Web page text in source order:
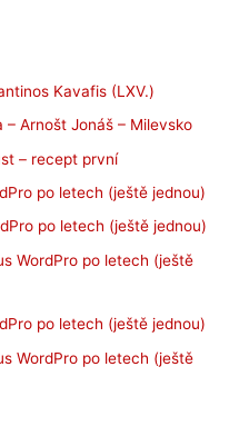
Kavafis (LXV.)
– Arnošt Jonáš – Milevsko
– recept první
po letech (ještě jednou)
po letech (ještě jednou)
WordPro po letech (ještě
po letech (ještě jednou)
WordPro po letech (ještě